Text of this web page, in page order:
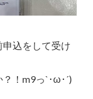
込をして受け
！m9っ`･ω･´)